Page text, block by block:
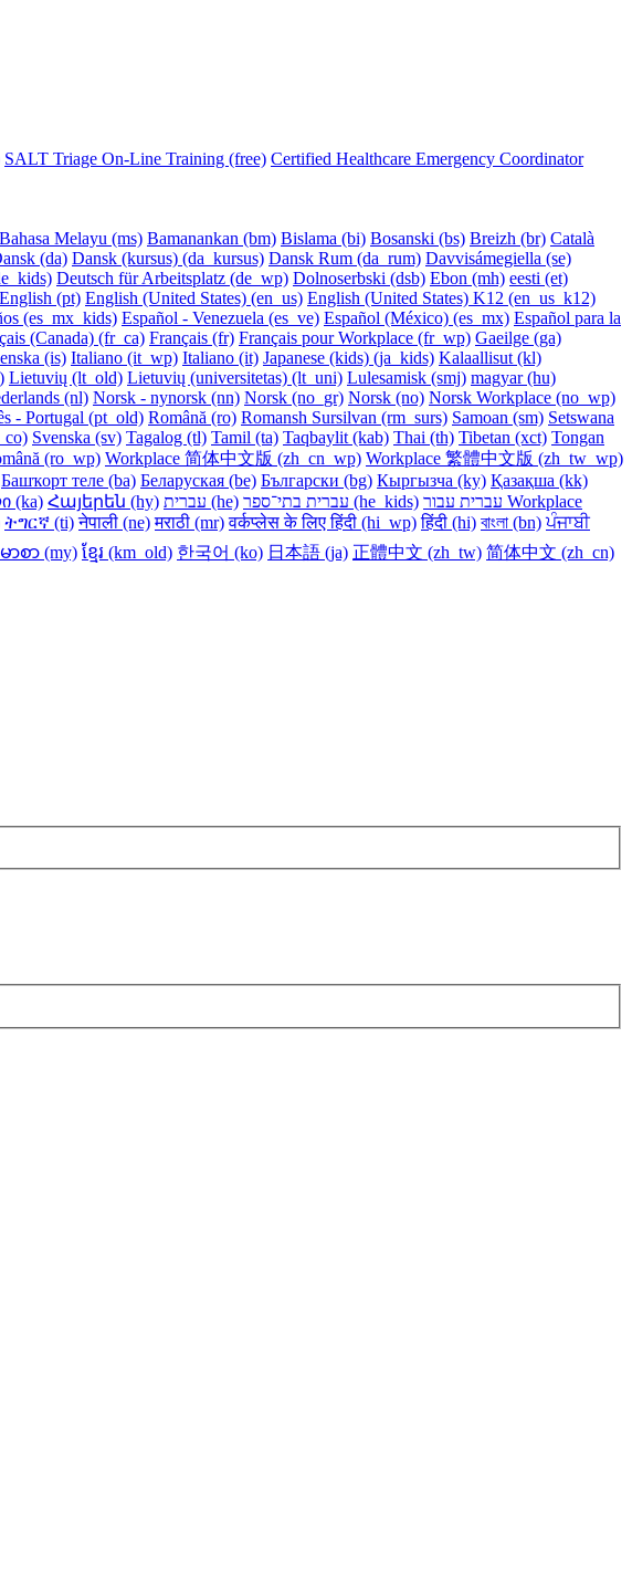
SALT Triage On-Line Training (free) Certified Healthcare Emergency Coordinator
Bahasa Melayu ‎(ms)‎ Bamanankan ‎(bm)‎ Bislama ‎(bi)‎ Bosanski ‎(bs)‎ Breizh ‎(br)‎ Català
‎(da)‎ Dansk (kursus) ‎(da_kursus)‎ Dansk Rum ‎(da_rum)‎ Davvisámegiella ‎(se)‎
Deutsch für Arbeitsplatz ‎(de_wp)‎ Dolnoserbski ‎(dsb)‎ Ebon ‎(mh)‎ eesti ‎(et)‎
English ‎(pt)‎ English (United States) ‎(en_us)‎ English (United States) K12 ‎(en_us_k12)‎
‎(es_mx_kids)‎ Español - Venezuela ‎(es_ve)‎ Español (México) ‎(es_mx)‎ Español para la
(Canada) ‎(fr_ca)‎ Français ‎(fr)‎ Français pour Workplace ‎(fr_wp)‎ Gaeilge ‎(ga)‎
‎(is)‎ Italiano ‎(it_wp)‎ Italiano ‎(it)‎ Japanese (kids) ‎(ja_kids)‎ Kalaallisut ‎(kl)‎
Lietuvių ‎(lt_old)‎ Lietuvių (universitetas) ‎(lt_uni)‎ Lulesamisk ‎(smj)‎ magyar ‎(hu)‎
‎(nl)‎ Norsk - nynorsk ‎(nn)‎ Norsk ‎(no_gr)‎ Norsk ‎(no)‎ Norsk Workplace ‎(no_wp)‎
- Portugal ‎(pt_old)‎ Română ‎(ro)‎ Romansh Sursilvan ‎(rm_surs)‎ Samoan ‎(sm)‎ Setswana
Svenska ‎(sv)‎ Tagalog ‎(tl)‎ Tamil ‎(ta)‎ Taqbaylit ‎(kab)‎ Thai ‎(th)‎ Tibetan ‎(xct)‎ Tongan
‎(ro_wp)‎ Workplace 简体中文版 ‎(zh_cn_wp)‎ Workplace 繁體中文版 ‎(zh_tw_wp)‎
Башҡорт теле ‎(ba)‎ Беларуская ‎(be)‎ Български ‎(bg)‎ Кыргызча ‎(ky)‎ Қазақша ‎(kk)‎
‎(ka)‎ Հայերեն ‎(hy)‎ עברית ‎(he)‎ עברית בתי־ספר ‎(he_kids)‎ עברית עבור Workplace
ትግርኛ ‎(ti)‎ नेपाली ‎(ne)‎ मराठी ‎(mr)‎ वर्कप्लेस के लिए हिंदी ‎(hi_wp)‎ हिंदी ‎(hi)‎ বাংলা ‎(bn)‎ ਪੰਜਾਬੀ
ာစာ ‎(my)‎ ខ្មែរ ‎(km_old)‎ 한국어 ‎(ko)‎ 日本語 ‎(ja)‎ 正體中文 ‎(zh_tw)‎ 简体中文 ‎(zh_cn)‎